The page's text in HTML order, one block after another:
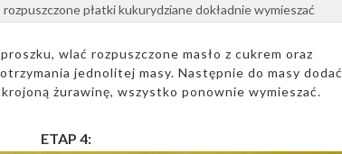
płatki kukurydziane dokładnie wymieszać
wlać rozpuszczone masło z cukrem oraz
jednolitej masy. Następnie do masy dodać
żurawinę, wszystko ponownie wymieszać.
ETAP 4: